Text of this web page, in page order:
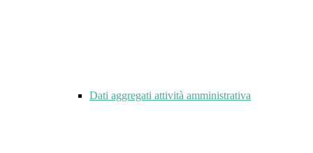
Dati aggregati attività amministrativa